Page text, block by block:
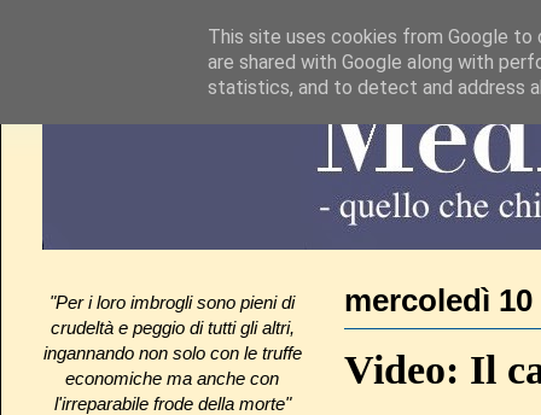
mercoledì
Video: Il
"Per i loro imbrogli sono pieni di
crudeltà e peggio di tutti gli altri,
ingannando non solo con le truffe
economiche ma anche con
l'irreparabile frode della morte"
This site uses cookies from Google to
are shared with Google along with
statistics, and to detect and address